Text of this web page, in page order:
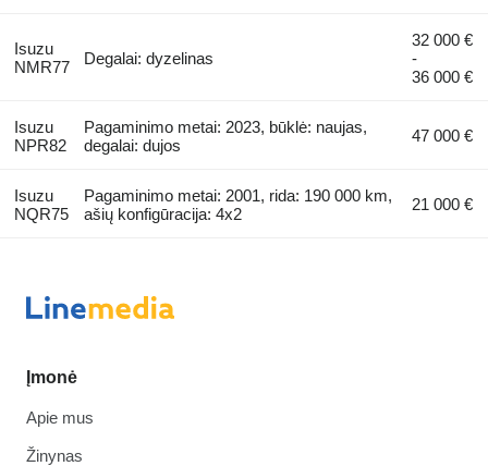
Isuzu
NMR77
Degalai: dyzelinas
32 000 €
-
36 000 €
Isuzu
NPR82
Pagaminimo metai: 2023, būklė: naujas,
degalai: dujos
47 000 €
Isuzu
NQR75
Pagaminimo metai: 2001, rida: 190 000 km,
ašių konfigūracija: 4x2
21 000 €
Įmonė
Apie mus
Žinynas